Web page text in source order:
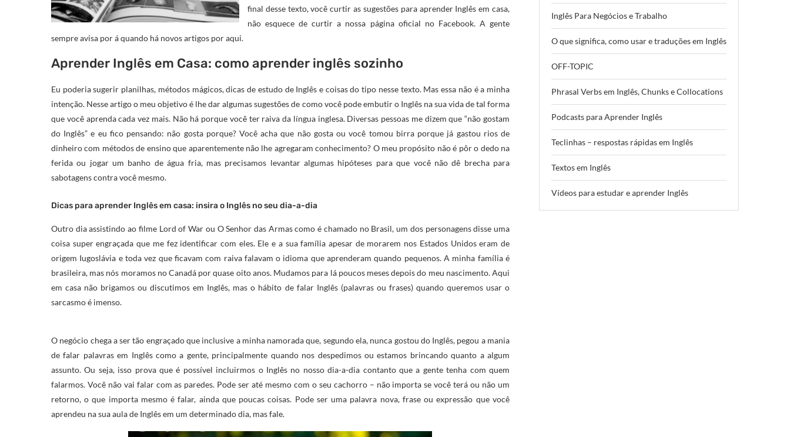
final desse texto, você curtir as sugestões para aprender Inglês em casa,
não esquece de curtir a nossa página oficial no Facebook. A gente
sempre avisa por á quando há novos artigos por aqui.
Aprender Inglês em Casa: como aprender inglês sozinho
Eu poderia sugerir planilhas, métodos mágicos, dicas de estudo de Inglês e coisas do tipo nesse texto. Mas essa não é a minha
intenção. Nesse artigo o meu objetivo é lhe dar algumas sugestões de como você pode embutir o Inglês na sua vida de tal forma
que você aprenda cada vez mais. Não há porque você ter raiva da língua inglesa. Diversas pessoas me dizem que “não gostam
do Inglês” e eu fico pensando: não gosta porque? Você acha que não gosta ou você tomou birra porque já gastou rios de
dinheiro com métodos de ensino que aparentemente não lhe agregaram conhecimento? O meu propósito não é pôr o dedo na
ferida ou jogar um banho de água fria, mas precisamos levantar algumas hipóteses para que você não dê brecha para
sabotagens contra você mesmo.
Dicas para aprender Inglês em casa: insira o Inglês no seu dia-a-dia
Outro dia assistindo ao filme Lord of War ou O Senhor das Armas como é chamado no Brasil, um dos personagens disse uma
coisa super engraçada que me fez identificar com eles. Ele e a sua família apesar de morarem nos Estados Unidos eram de
origem Iugoslávia e toda vez que ficavam com raiva falavam o idioma que aprenderam quando pequenos. A minha família é
brasileira, mas nós moramos no Canadá por quase oito anos. Mudamos para lá poucos meses depois do meu nascimento. Aqui
em casa não brigamos ou discutimos em Inglês, mas o hábito de falar Inglês (palavras ou frases) quando queremos usar o
sarcasmo é imenso.
O negócio chega a ser tão engraçado que inclusive a minha namorada que, segundo ela, nunca gostou do Inglês, pegou a mania
de falar palavras em Inglês como a gente, principalmente quando nos despedimos ou estamos brincando quanto a algum
assunto. Ou seja, isso prova que é possível incluirmos o Inglês no nosso dia-a-dia contanto que a gente tenha com quem
falarmos. Você não vai falar com as paredes. Pode ser até mesmo com o seu cachorro – não importa se você terá ou não um
retorno, o que importa mesmo é falar, ainda que poucas coisas. Pode ser uma palavra nova, frase ou expressão que você
aprendeu na sua aula de Inglês em um determinado dia, mas fale.
Inglês Para Negócios e Trabalho
O que significa, como usar e traduções em Inglês
OFF-TOPIC
Phrasal Verbs em Inglês, Chunks e Collocations
Podcasts para Aprender Inglês
Teclinhas – respostas rápidas em Inglês
Textos em Inglês
Vídeos para estudar e aprender Inglês